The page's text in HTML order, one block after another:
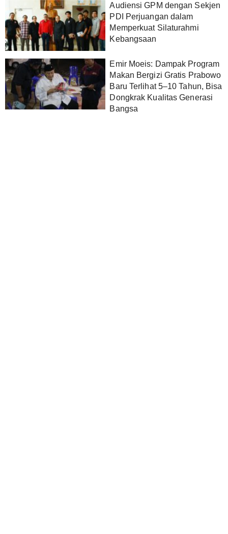
Audiensi GPM dengan Sekjen
PDI Perjuangan dalam
Memperkuat Silaturahmi
Kebangsaan
Emir Moeis: Dampak Program
Makan Bergizi Gratis Prabowo
Baru Terlihat 5–10 Tahun, Bisa
Dongkrak Kualitas Generasi
Bangsa